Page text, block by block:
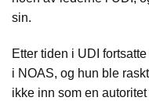
sin.
Etter tiden i UDI
i NOAS, og hun ble
ikke inn som en